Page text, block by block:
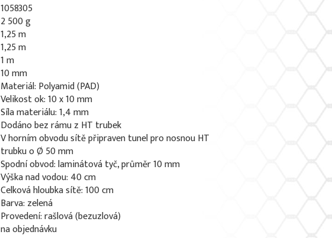
1058305
2 500 g
1,25 m
1,25 m
1 m
10 mm
Materiál: Polyamid (PAD)
Velikost ok: 10 x 10 mm
Síla materiálu: 1,4 mm
Dodáno bez rámu z HT trubek
V horním obvodu sítě připraven tunel pro nosnou HT
trubku o Ø 50 mm
Spodní obvod: laminátová tyč, průměr 10 mm
Výška nad vodou: 40 cm
Celková hloubka sítě: 100 cm
Barva: zelená
Provedení: rašlová (bezuzlová)
na objednávku